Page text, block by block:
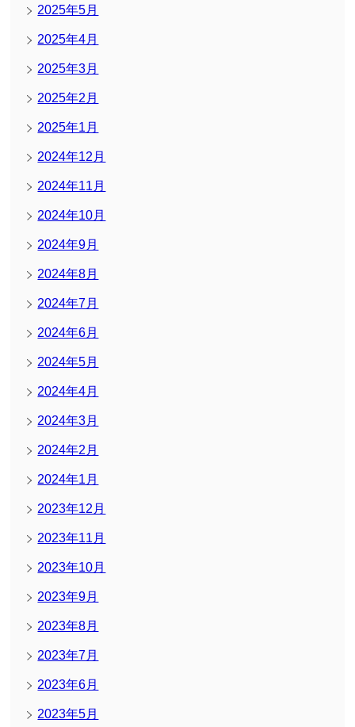
2025年5月
2025年4月
2025年3月
2025年2月
2025年1月
2024年12月
2024年11月
2024年10月
2024年9月
2024年8月
2024年7月
2024年6月
2024年5月
2024年4月
2024年3月
2024年2月
2024年1月
2023年12月
2023年11月
2023年10月
2023年9月
2023年8月
2023年7月
2023年6月
2023年5月